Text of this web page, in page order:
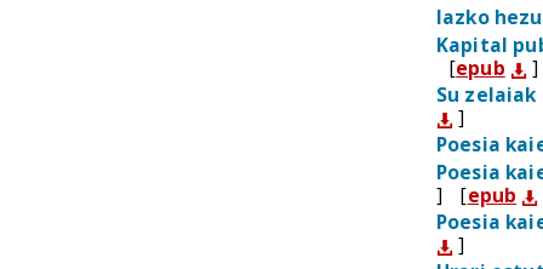
Iazko
Kapital
[epub
]
Su zelaiak
]
Poesia
Poesia
]
[epub
Poesia
]